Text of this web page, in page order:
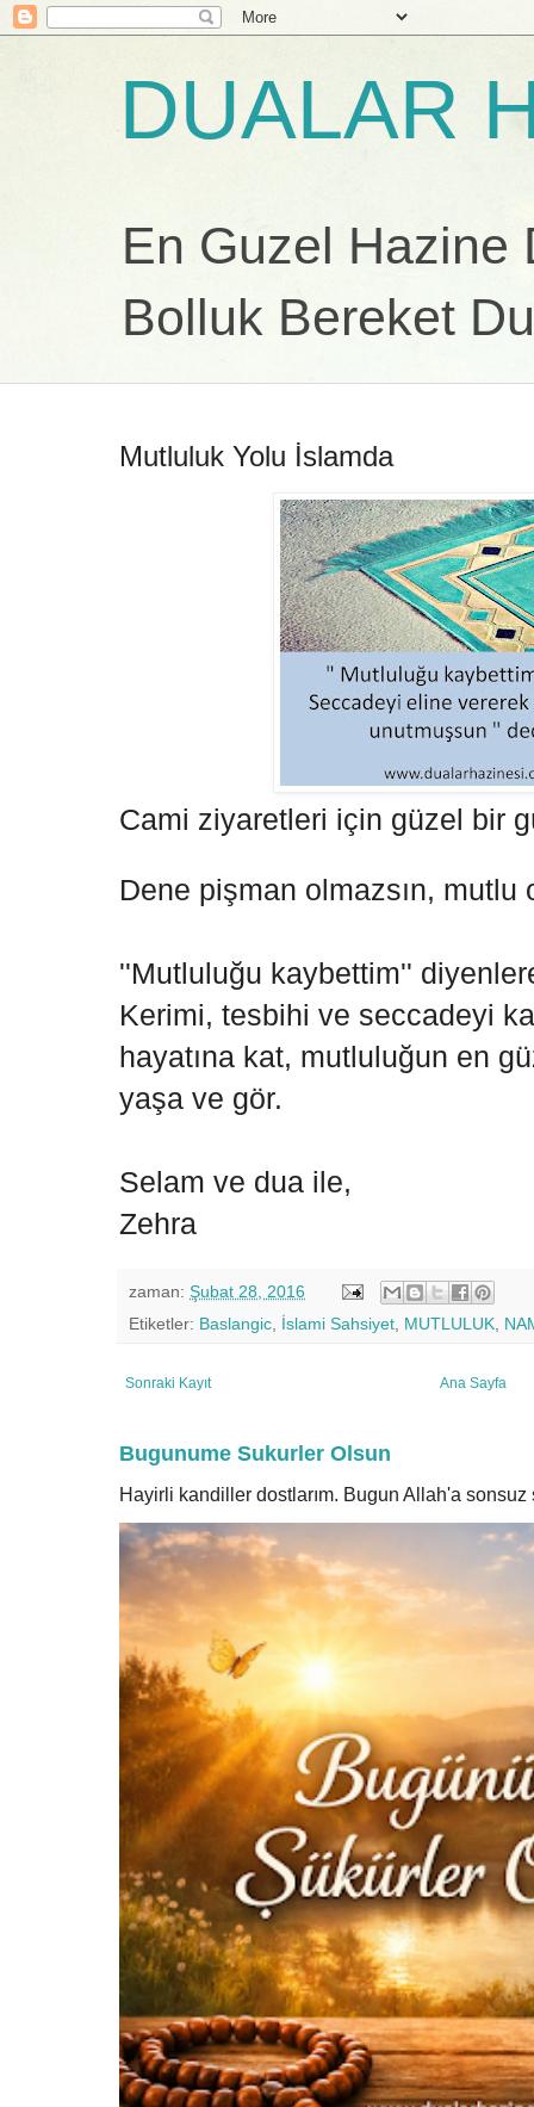
DUALAR
En Guzel Hazine
Bolluk Bereket
Mutluluk Yolu İslamda
Cami ziyaretleri için güzel bir
Dene pişman olmazsın, mutlu
''Mutluluğu kaybettim''
Kerimi, tesbihi ve seccadeyi
hayatına kat, mutluluğun en
yaşa ve gör.
Selam ve dua ile,
Zehra
zaman: Şubat 28, 2016
Etiketler: Baslangic İslami Sahsiyet MUTLULUK
Sonraki Kayıt Ana Sayfa
Bugunume Sukurler Olsun
Hayirli kandiller dostlarım. Bugun Allah'a